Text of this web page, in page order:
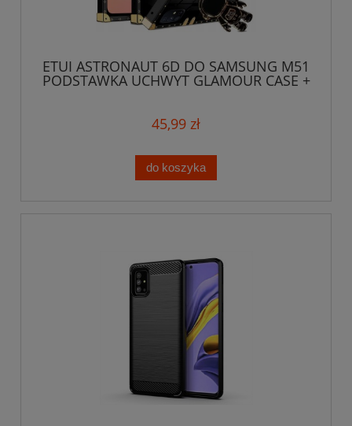
ETUI ASTRONAUT 6D DO SAMSUNG M51
PODSTAWKA UCHWYT GLAMOUR CASE +
45,99 zł
do koszyka